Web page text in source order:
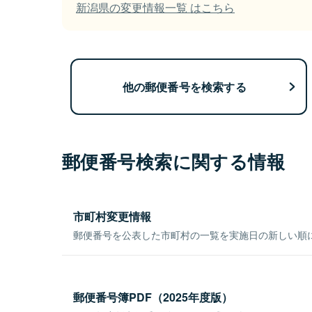
新潟県の変更情報一覧 はこちら
他の郵便番号を検索する
郵便番号検索に関する情報
市町村変更情報
郵便番号を公表した市町村の一覧を実施日の新しい順
郵便番号簿PDF（2025年度版）